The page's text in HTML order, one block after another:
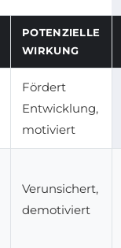
POTENZIELLE
WIRKUNG
Fördert
Entwicklung,
motiviert
Verunsichert,
demotiviert